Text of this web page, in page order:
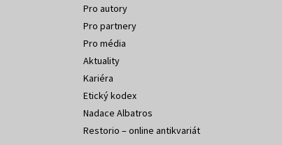
Pro autory
Pro partnery
Pro média
Aktuality
Kariéra
Etický kodex
Nadace Albatros
Restorio – online antikvariát